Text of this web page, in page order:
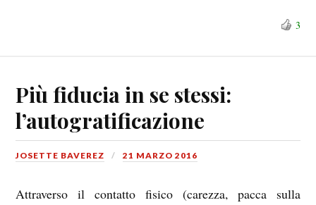
3
Più fiducia in se stessi:
l’autogratificazione
JOSETTE BAVEREZ 21 MARZO 2016
Attraverso il contatto fisico (carezza, pacca sulla